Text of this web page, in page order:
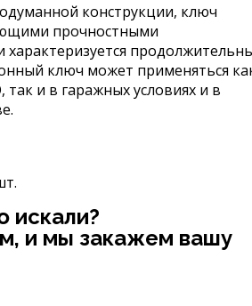
конструкции, ключ
прочностными
характеризуется
ключ может применяться
так и в гаражных условиях и в
искали?
и мы закажем вашу